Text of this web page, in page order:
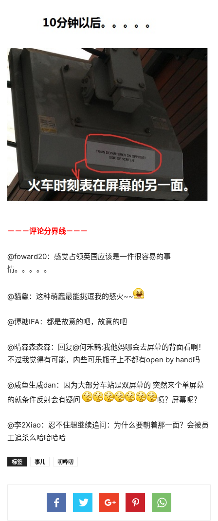
－－－评论分界线－－－
@foward20：感觉占领英国应该是一件很容易的事
情。。。。。
@貓鱻：这种萌蠢最能挑逗我的怒火~~
@谭糖IFA：都是故意的吧，故意的吧
@晴森森森森：回复@何禾鹤:我他妈哪会去屏幕的背面看啊！
不过我觉得有可能，内些可乐瓶子上不都有open by hand吗
@咸鱼生咸dan：因为大部分车站是双屏幕的 突然来个单屏幕
的就条件反射会有疑问
噫？屏幕呢？
@李2Xiao：忍不住想继续追问：为什么要朝着那一面？会被员
工追杀么哈哈哈哈
标签 事儿 叨哔叨